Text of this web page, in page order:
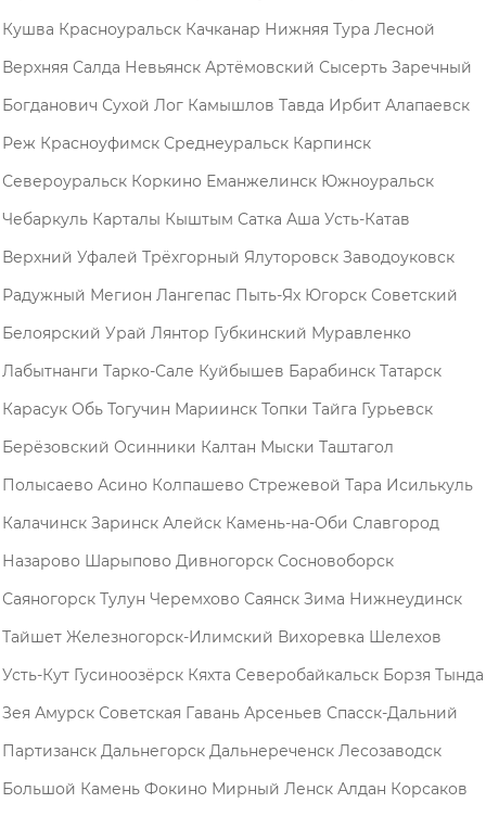
Кушва Красноуральск Качканар Нижняя Тура Лесной
Верхняя Салда Невьянск Артёмовский Сысерть Заречный
Богданович Сухой Лог Камышлов Тавда Ирбит Алапаевск
Реж Красноуфимск Среднеуральск Карпинск
Североуральск Коркино Еманжелинск Южноуральск
Чебаркуль Карталы Кыштым Сатка Аша Усть-Катав
Верхний Уфалей Трёхгорный Ялуторовск Заводоуковск
Радужный Мегион Лангепас Пыть-Ях Югорск Советский
Белоярский Урай Лянтор Губкинский Муравленко
Лабытнанги Тарко-Сале Куйбышев Барабинск Татарск
Карасук Обь Тогучин Мариинск Топки Тайга Гурьевск
Берёзовский Осинники Калтан Мыски Таштагол
Полысаево Асино Колпашево Стрежевой Тара Исилькуль
Калачинск Заринск Алейск Камень-на-Оби Славгород
Назарово Шарыпово Дивногорск Сосновоборск
Саяногорск Тулун Черемхово Саянск Зима Нижнеудинск
Тайшет Железногорск-Илимский Вихоревка Шелехов
Усть-Кут Гусиноозёрск Кяхта Северобайкальск Борзя Тында
Зея Амурск Советская Гавань Арсеньев Спасск-Дальний
Партизанск Дальнегорск Дальнереченск Лесозаводск
Большой Камень Фокино Мирный Ленск Алдан Корсаков